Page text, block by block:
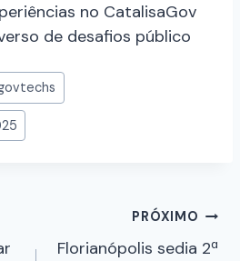
no CatalisaGov
de desafios público
PRÓXIMO
Florianópolis sedia 2ª